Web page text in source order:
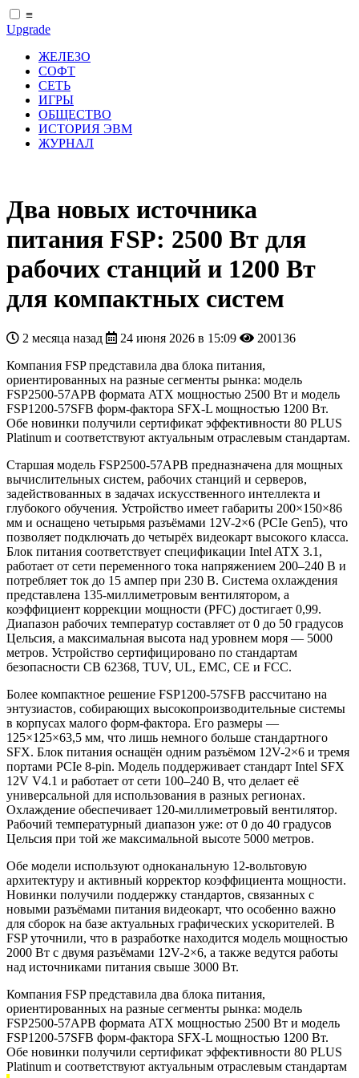
≡
Upgrade
ЖЕЛЕЗО
СОФТ
СЕТЬ
ИГРЫ
ОБЩЕСТВО
ИСТОРИЯ ЭВМ
ЖУРНАЛ
Два новых источника
питания FSP: 2500 Вт для
рабочих станций и 1200 Вт
для компактных систем
2 месяца назад 24 июня 2026 в 15:09
200136
Компания FSP представила два блока питания,
ориентированных на разные сегменты рынка: модель
FSP2500-57APB формата ATX мощностью 2500 Вт и модель
FSP1200-57SFB форм-фактора SFX-L мощностью 1200 Вт.
Обе новинки получили сертификат эффективности 80 PLUS
Platinum и соответствуют актуальным отраслевым стандартам.
Старшая модель FSP2500-57APB предназначена для мощных
вычислительных систем, рабочих станций и серверов,
задействованных в задачах искусственного интеллекта и
глубокого обучения. Устройство имеет габариты 200×150×86
мм и оснащено четырьмя разъёмами 12V-2×6 (PCIe Gen5), что
позволяет подключать до четырёх видеокарт высокого класса.
Блок питания соответствует спецификации Intel ATX 3.1,
работает от сети переменного тока напряжением 200–240 В и
потребляет ток до 15 ампер при 230 В. Система охлаждения
представлена 135-миллиметровым вентилятором, а
коэффициент коррекции мощности (PFC) достигает 0,99.
Диапазон рабочих температур составляет от 0 до 50 градусов
Цельсия, а максимальная высота над уровнем моря — 5000
метров. Устройство сертифицировано по стандартам
безопасности CB 62368, TUV, UL, EMC, CE и FCC.
Более компактное решение FSP1200-57SFB рассчитано на
энтузиастов, собирающих высокопроизводительные системы
в корпусах малого форм-фактора. Его размеры —
125×125×63,5 мм, что лишь немного больше стандартного
SFX. Блок питания оснащён одним разъёмом 12V-2×6 и тремя
портами PCIe 8-pin. Модель поддерживает стандарт Intel SFX
12V V4.1 и работает от сети 100–240 В, что делает её
универсальной для использования в разных регионах.
Охлаждение обеспечивает 120-миллиметровый вентилятор.
Рабочий температурный диапазон уже: от 0 до 40 градусов
Цельсия при той же максимальной высоте 5000 метров.
Обе модели используют одноканальную 12-вольтовую
архитектуру и активный корректор коэффициента мощности.
Новинки получили поддержку стандартов, связанных с
новыми разъёмами питания видеокарт, что особенно важно
для сборок на базе актуальных графических ускорителей. В
FSP уточнили, что в разработке находится модель мощностью
2000 Вт с двумя разъёмами 12V-2×6, а также ведутся работы
над источниками питания свыше 3000 Вт.
Компания FSP представила два блока питания,
ориентированных на разные сегменты рынка: модель
FSP2500-57APB формата ATX мощностью 2500 Вт и модель
FSP1200-57SFB форм-фактора SFX-L мощностью 1200 Вт.
Обе новинки получили сертификат эффективности 80 PLUS
Platinum и соответствуют актуальным отраслевым стандартам